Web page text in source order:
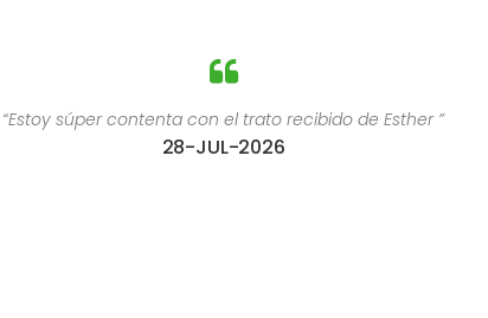
“Estoy súper contenta con el trato recibido de Esther ”
28-JUL-2026